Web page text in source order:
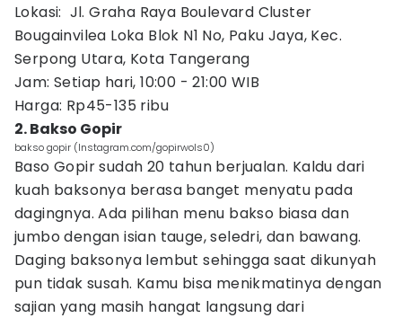
Lokasi: Jl. Graha Raya Boulevard Cluster
Bougainvilea Loka Blok N1 No, Paku Jaya, Kec.
Serpong Utara, Kota Tangerang
Jam: Setiap hari, 10:00 - 21:00 WIB
Harga: Rp45-135 ribu
2. Bakso Gopir
bakso gopir (Instagram.com/gopirwols0)
Baso Gopir sudah 20 tahun berjualan. Kaldu dari
kuah baksonya berasa banget menyatu pada
dagingnya. Ada pilihan menu bakso biasa dan
jumbo dengan isian tauge, seledri, dan bawang.
Daging baksonya lembut sehingga saat dikunyah
pun tidak susah. Kamu bisa menikmatinya dengan
sajian yang masih hangat langsung dari